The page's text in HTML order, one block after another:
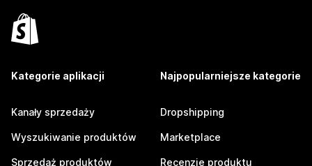
Kategorie aplikacji
Kanały sprzedaży
Wyszukiwanie produktów
Sprzedaż produktów
Najpopularniejsze kategorie
Dropshipping
Marketplace
Recenzje produktu